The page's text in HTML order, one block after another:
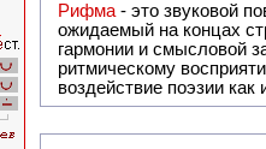
Рифма - это звуковой повтор, традиционно используемый в поэзии и, как
ожидаемый на концах
гармонии и смысловой
ритмическому
воздействие поэзии